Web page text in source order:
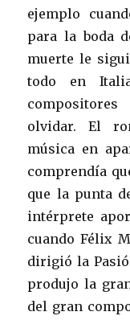
ejemplo
para la boda
muerte le
todo en
olvidar. El
música en
comprendía
que la punta
intérprete
cuando Félix
dirigió la
produjo la
del gran